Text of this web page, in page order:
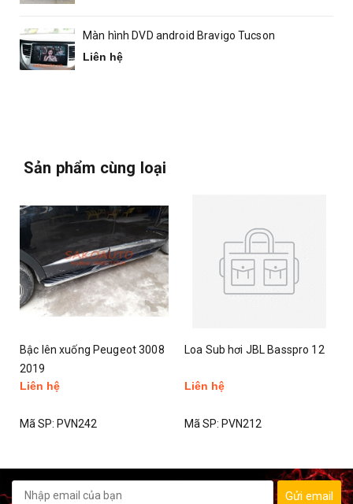
Màn hình DVD android Bravigo Tucson
Liên hệ
Sản phẩm cùng loại
Bậc lên xuống Peugeot 3008
2019
Liên hệ
Mã SP: PVN242
Loa Sub hơi JBL Basspro 12
Liên hệ
Mã SP: PVN212
Gửi email